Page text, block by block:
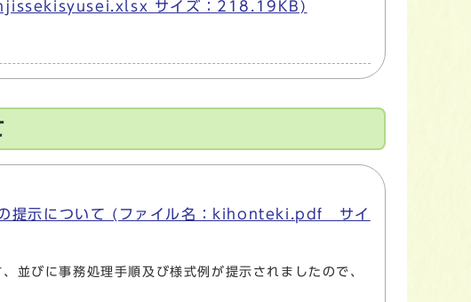
サイズ：218.19KB)
の提示について (ファイル名：kihonteki.pdf サイ
びに事務処理手順及び様式例が提示されましたので、